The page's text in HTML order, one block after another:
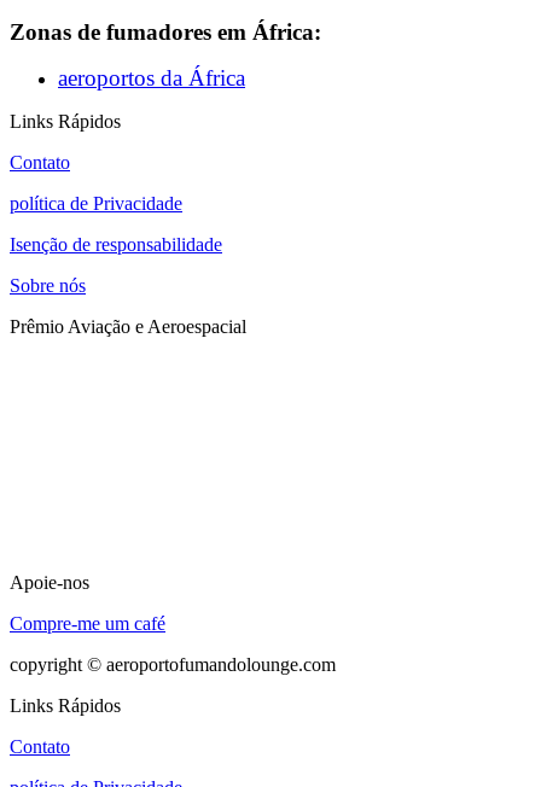
Zonas de fumadores em África:
aeroportos da África
Links Rápidos
Contato
política de Privacidade
Isenção de responsabilidade
Sobre nós
Prêmio Aviação e Aeroespacial
Apoie-nos
Compre-me um café
copyright © aeroportofumandolounge.com
Links Rápidos
Contato